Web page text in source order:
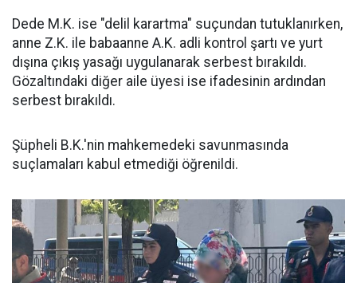
Dede M.K. ise "delil karartma" suçundan tutuklanırken,
anne Z.K. ile babaanne A.K. adli kontrol şartı ve yurt
dışına çıkış yasağı uygulanarak serbest bırakıldı.
Gözaltındaki diğer aile üyesi ise ifadesinin ardından
serbest bırakıldı.
Şüpheli B.K.'nin mahkemedeki savunmasında
suçlamaları kabul etmediği öğrenildi.